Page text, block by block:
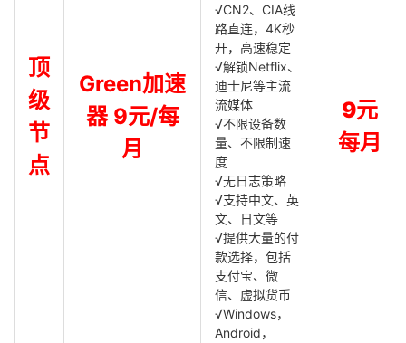
顶
级
节
点
Green加速
器 9元/每
月
√CN2、CIA线
路直连，4K秒
开，高速稳定
√解锁Netflix、
迪士尼等主流
流媒体
√不限设备数
量、不限制速
度
√无日志策略
√支持中文、英
文、日文等
√提供大量的付
款选择，包括
支付宝、微
信、虚拟货币
√Windows，
Android，
9元
每月